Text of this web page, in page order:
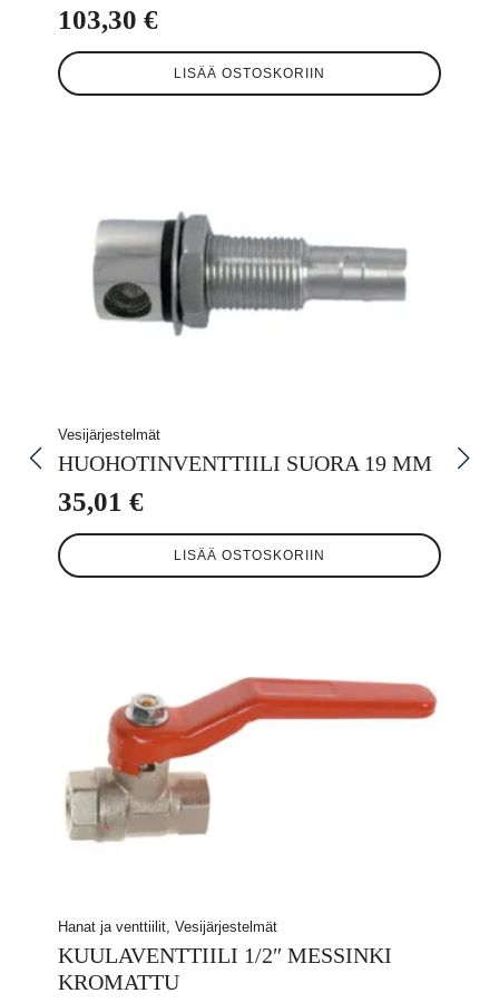
103,30 €
LISÄÄ OSTOSKORIIN
Vesijärjestelmät
HUOHOTINVENTTIILI SUORA 19 MM
35,01 €
LISÄÄ OSTOSKORIIN
Hanat ja venttiilit, Vesijärjestelmät
KUULAVENTTIILI 1/2″ MESSINKI
KROMATTU